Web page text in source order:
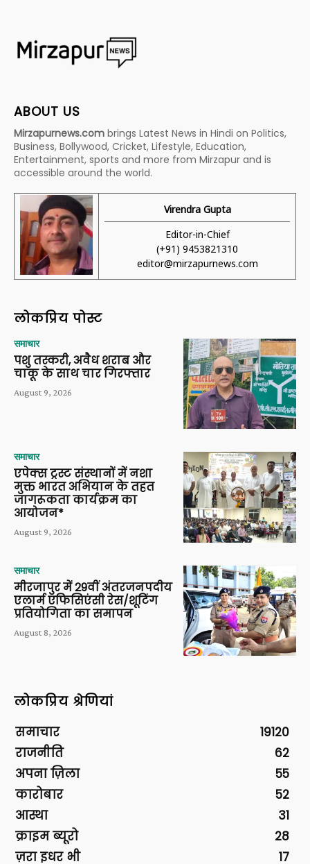
ABOUT US
Mirzapurnews.com brings Latest News in Hindi on Politics,
Business, Bollywood, Cricket, Lifestyle, Education,
Entertainment, sports and more from Mirzapur and is
accessible around the world.
Virendra Gupta
Editor-in-Chief
(+91) 9453821310
editor@mirzapurnews.com
लोकप्रिय पोस्ट
समाचार
पशु तस्करी, अवैध शराब और
चाकू के साथ चार गिरफ्तार
August 9, 2026
समाचार
एपेक्स ट्रस्ट संस्थानों में नशा
मुक्त भारत अभियान के तहत
जागरूकता कार्यक्रम का
आयोजन*
August 9, 2026
समाचार
मीरजापुर में 29वीं अंतरजनपदीय
एलार्म एफिसिएंसी रेस/शूटिंग
प्रतियोगिता का समापन
August 8, 2026
लोकप्रिय श्रेणियां
समाचार
19120
राजनीति
62
अपना ज़िला
55
कारोबार
52
आस्था
31
क्राइम ब्यूरो
28
ज़रा इधर भी
17